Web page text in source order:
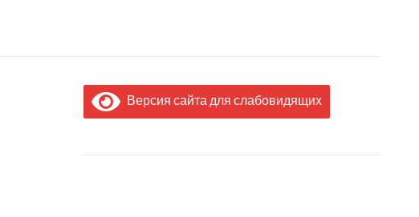
Версия сайта для слабовидящих